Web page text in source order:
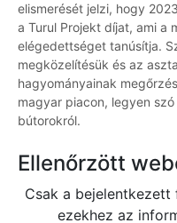
elismerését jelzi, hogy
a Turul Projekt díjat, ami a
elégedettséget tanúsítja.
megközelítésük és az
hagyományainak
magyar piacon, legyen
bútorokról.
Ellenőrzött
Csak a
ezekhez az